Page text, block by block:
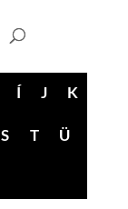
Í J K
S T Ü